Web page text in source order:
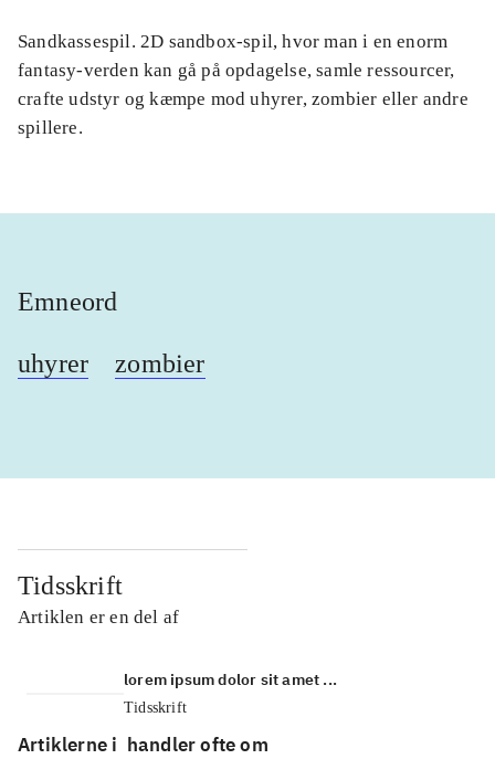
Sandkassespil. 2D sandbox-spil, hvor man i en enorm
fantasy-verden kan gå på opdagelse, samle ressourcer,
crafte udstyr og kæmpe mod uhyrer, zombier eller andre
spillere.
Emneord
uhyrer zombier
Tidsskrift
Artiklen er en del af
lorem ipsum dolor sit amet ...
Tidsskrift
Artiklerne i handler ofte om